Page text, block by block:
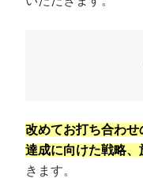
改めてお打ち合わせ
達成に向けた戦略、
きます。